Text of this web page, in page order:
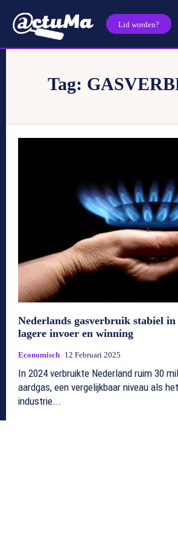
Lid worden?
Tag:
Nederlands gasverbruik stabiel in
lagere invoer en winning
Economisch 12 Februari 2025
In 2024 verbruikte Nederland ruim 30
aardgas, een vergelijkbaar niveau als
industrie...